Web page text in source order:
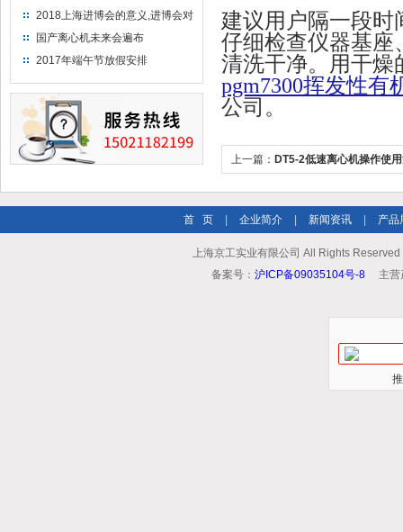
12
2018上海进博会的意义,进博会对
上海的影响有哪些？
国产离心机未来会遍布
2017年端午节放假安排
建议用户隔一段时
仔细检查仪器基座
清洗干净。用干燥
pgm7300挥发性有
公司。
上一篇： DT5-2低速离心机操作使
首 页 企业简介 新闻资讯 产品
上海京工实业有限公司 All Rights
备案号： 沪ICP备09035104号-8 主营